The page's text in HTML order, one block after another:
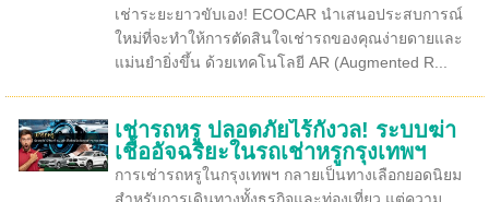
เช่าระยะยาวขับเอง! ECOCAR นำเสนอประสบการณ์
ใหม่ที่จะทำให้การตัดสินใจเช่ารถของคุณง่ายดายและ
แม่นยำยิ่งขึ้น ด้วยเทคโนโลยี AR (Augmented R...
เช่ารถหรู ปลอดภัยไร้กังวล! ระบบฆ่า
เชื้ออัจฉริยะในรถเช่าหรูกรุงเทพฯ
การเช่ารถหรูในกรุงเทพฯ กลายเป็นทางเลือกยอดนิยม